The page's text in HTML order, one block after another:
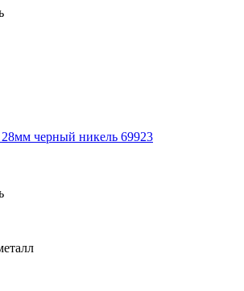
черный никель 69923